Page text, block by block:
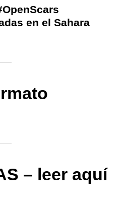
en el Sahara
– leer aquí